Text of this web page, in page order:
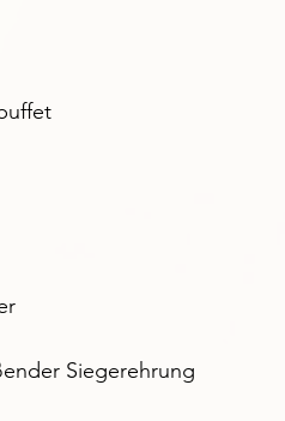
Siegerehrung